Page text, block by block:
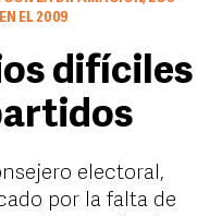
EL 2009
difíciles
electoral,
por la falta de